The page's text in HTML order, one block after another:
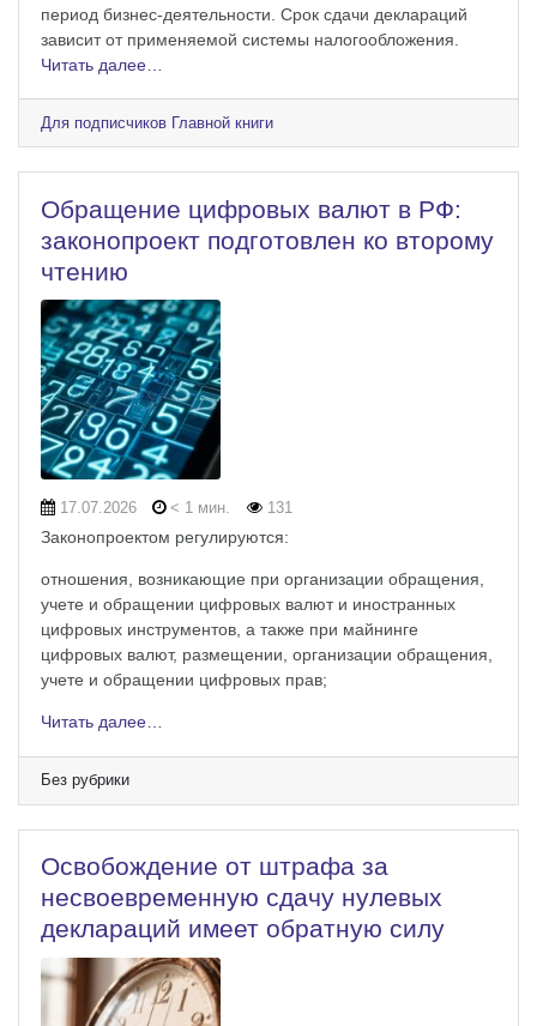
период бизнес-деятельности. Срок сдачи деклараций
зависит от применяемой системы налогообложения.
Читать далее…
Для подписчиков Главной книги
Обращение цифровых валют в РФ:
законопроект подготовлен ко второму
чтению
17.07.2026 < 1 мин. 131
Законопроектом регулируются:
отношения, возникающие при организации обращения,
учете и обращении цифровых валют и иностранных
цифровых инструментов, а также при майнинге
цифровых валют, размещении, организации обращения,
учете и обращении цифровых прав;
Читать далее…
Без рубрики
Освобождение от штрафа за
несвоевременную сдачу нулевых
деклараций имеет обратную силу